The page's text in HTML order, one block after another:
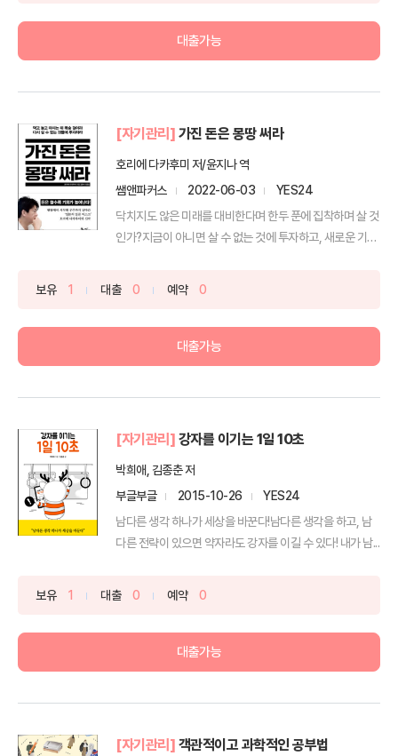
대출가능
[자기관리] 가진 돈은 몽땅 써라
호리에 다카후미 저/윤지나 역
쌤앤파커스
2022-06-03
YES24
닥치지도 않은 미래를 대비한다며 한두 푼에 집착하며 살 것
인가?지금이 아니면 살 수 없는 것에 투자하고, 새로운 기
보유 1 대출 0 예약 0
대출가능
[자기관리] 강자를 이기는 1일 10초
박희애, 김종춘 저
부글부글
2015-10-26
YES24
남다른 생각 하나가 세상을 바꾼다!남다른 생각을 하고, 남
다른 전략이 있으면 약자라도 강자를 이길 수 있다! 내가 남...
보유 1 대출 0 예약 0
대출가능
[자기관리] 객관적이고 과학적인 공부법